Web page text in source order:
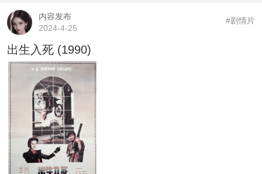
内容发布
2024-4-25
#剧情片
出生入死 (1990)